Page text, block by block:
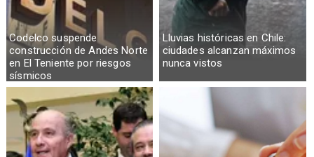
Codelco suspende
construcción de Andes Norte
en El Teniente por riesgos
sísmicos
Lluvias históricas en Chile:
ciudades alcanzan máximos
nunca vistos